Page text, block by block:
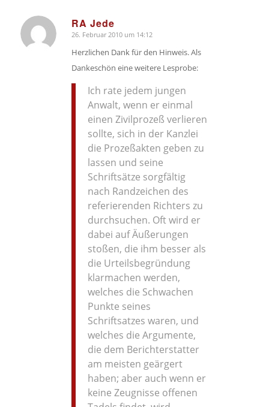
RA Jede
sagte:
26. Februar 2010 um 14:12
Herzlichen Dank für den Hinweis. Als
Dankeschön eine weitere Lesprobe:
Ich rate jedem jungen
Anwalt, wenn er einmal
einen Zivilprozeß verlieren
sollte, sich in der Kanzlei
die Prozeßakten geben zu
lassen und seine
Schriftsätze sorgfältig
nach Randzeichen des
referierenden Richters zu
durchsuchen. Oft wird er
dabei auf Äußerungen
stoßen, die ihm besser als
die Urteilsbegründung
klarmachen werden,
welches die Schwachen
Punkte seines
Schriftsatzes waren, und
welches die Argumente,
die dem Berichterstatter
am meisten geärgert
haben; aber auch wenn er
keine Zeugnisse offenen